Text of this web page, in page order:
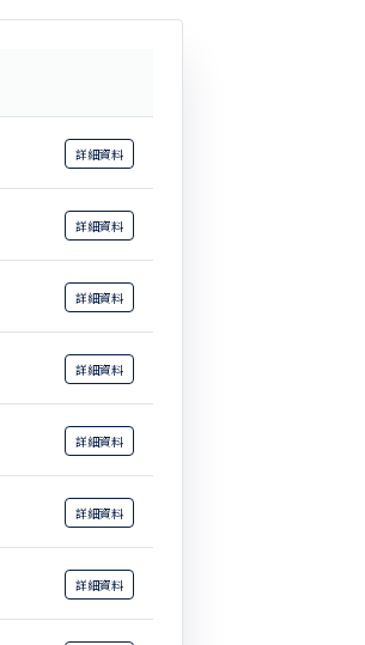
詳細資料
詳細資料
詳細資料
詳細資料
詳細資料
詳細資料
詳細資料